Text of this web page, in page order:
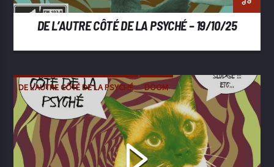
DE L’AUTRE CÔTÉ DE LA PSYCHÉ – 19/10/25
DE L'AUTRE CÔTÉ DE LA PSYCHÉ
DOOM
METAL
SLUDGE STONER